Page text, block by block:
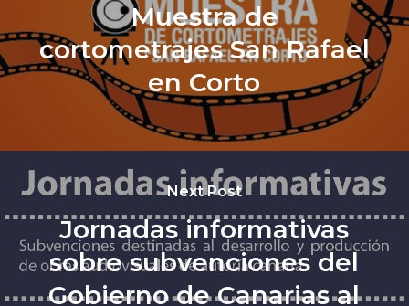
Muestra de
cortometrajes San Rafael
en Corto
Next Post
Jornadas informativas
sobre subvenciones del
Gobierno de Canarias al